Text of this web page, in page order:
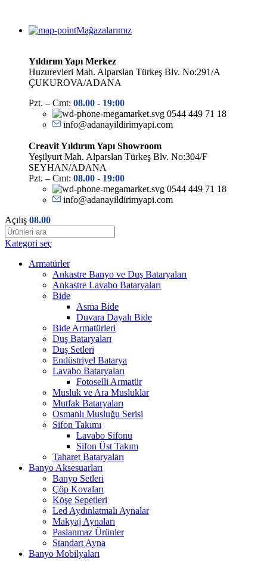
Mağazalarımız
Yıldırım Yapı Merkez
Huzurevleri Mah. Alparslan Türkeş Blv. No:291/A
ÇUKUROVA/ADANA
Pzt. – Cmt: 08.00 - 19:00
0544 449 71 18
info@adanayildirimyapi.com
Creavit Yıldırım Yapı Showroom
Yeşilyurt Mah. Alparslan Türkeş Blv. No:304/F
SEYHAN/ADANA
Pzt. – Cmt: 08.00 - 19:00
0544 449 71 18
info@adanayildirimyapi.com
Açılış 08.00
Kategori seç
Armatürler
Ankastre Banyo ve Duş Bataryaları
Ankastre Lavabo Bataryaları
Bide
Asma Bide
Duvara Dayalı Bide
Bide Armatürleri
Duş Bataryaları
Duş Setleri
Endüstriyel Batarya
Lavabo Bataryaları
Fotoselli Armatür
Musluk ve Ara Musluklar
Mutfak Bataryaları
Osmanlı Musluğu Serisi
Sifon Takımı
Lavabo Sifonu
Sifon Üst Takım
Taharet Bataryaları
Banyo Aksesuarları
Banyo Setleri
Çöp Kovaları
Köşe Sepetleri
Led Aydınlatmalı Aynalar
Makyaj Aynaları
Paslanmaz Ürünler
Standart Ayna
Banyo Mobilyaları